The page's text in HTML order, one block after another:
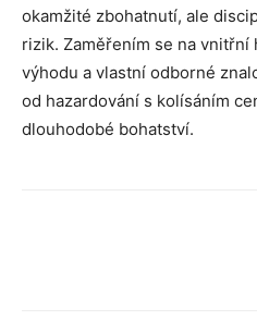
okamžité zbohatnutí, ale
rizik. Zaměřením se na
výhodu a vlastní odborné
od hazardování s kolísáním
dlouhodobé bohatství.